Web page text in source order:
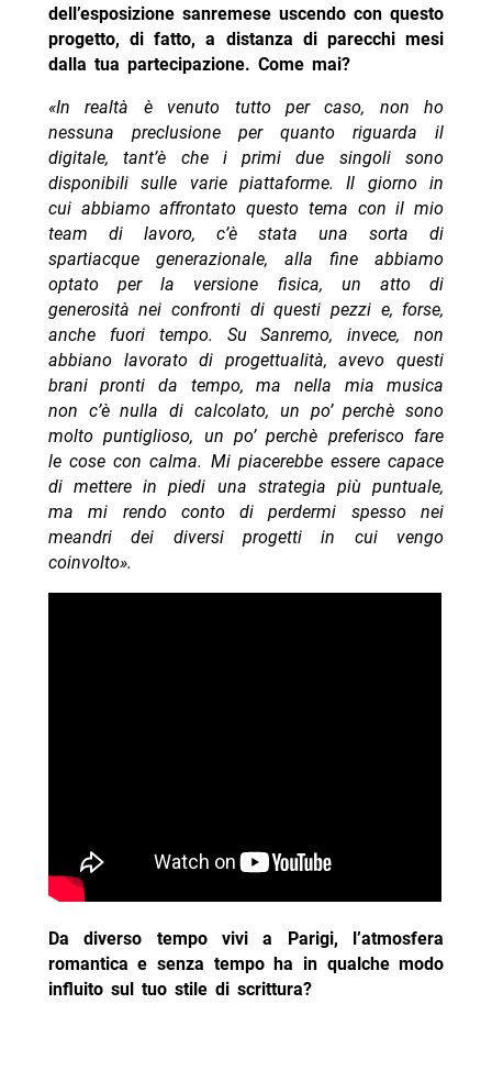
dell’esposizione sanremese uscendo con questo
progetto, di fatto, a distanza di parecchi mesi
dalla tua partecipazione. Come mai?
«In realtà è venuto tutto per caso, non ho
nessuna preclusione per quanto riguarda il
digitale, tant’è che i primi due singoli sono
disponibili sulle varie piattaforme. Il giorno in
cui abbiamo affrontato questo tema con il mio
team di lavoro, c’è stata una sorta di
spartiacque generazionale, alla fine abbiamo
optato per la versione fisica, un atto di
generosità nei confronti di questi pezzi e, forse,
anche fuori tempo. Su Sanremo, invece, non
abbiano lavorato di progettualità, avevo questi
brani pronti da tempo, ma nella mia musica
non c’è nulla di calcolato, un po’ perchè sono
molto puntiglioso, un po’ perchè preferisco fare
le cose con calma. Mi piacerebbe essere capace
di mettere in piedi una strategia più puntuale,
ma mi rendo conto di perdermi spesso nei
meandri dei diversi progetti in cui vengo
coinvolto».
Da diverso tempo vivi a Parigi, l’atmosfera
romantica e senza tempo ha in qualche modo
influito sul tuo stile di scrittura?